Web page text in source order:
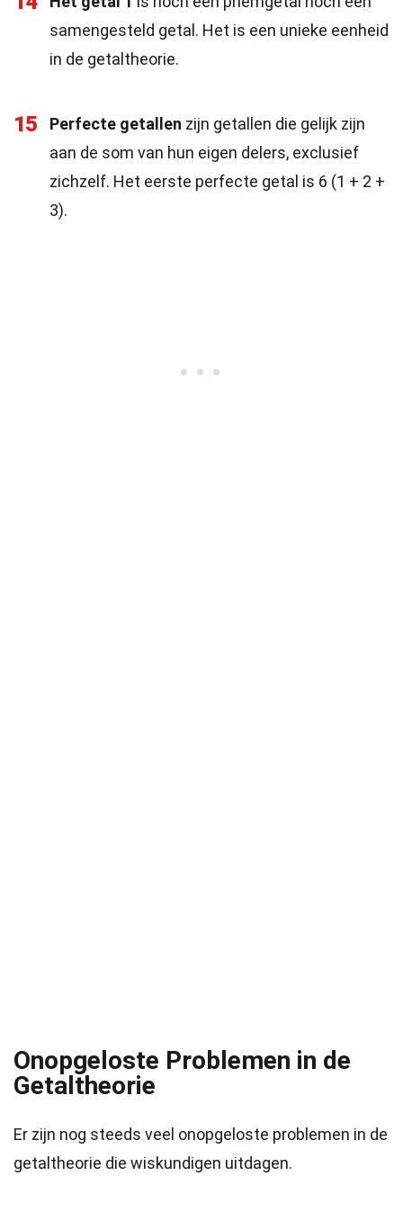
samengesteld getal. Het is een unieke eenheid
in de getaltheorie.
15 Perfecte getallen zijn getallen die gelijk zijn
aan de som van hun eigen delers, exclusief
zichzelf. Het eerste perfecte getal is 6 (1 + 2 +
3).
Onopgeloste Problemen in de
Getaltheorie
Er zijn nog steeds veel onopgeloste problemen in de
getaltheorie die wiskundigen uitdagen.